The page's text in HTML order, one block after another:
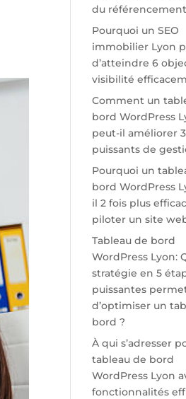
du
Pourquoi un SEO
immobilier Lyon
d’atteindre 6
visibilité
Comment un
bord WordPress
peut-il améliorer
puissants de
Pourquoi un
bord WordPress
il 2 fois plus
piloter un site
Tableau de bord
WordPress Lyon:
stratégie en 5
puissantes
d’optimiser un
bord ?
À qui s’adresser
tableau de bord
WordPress Lyon
fonctionnalités